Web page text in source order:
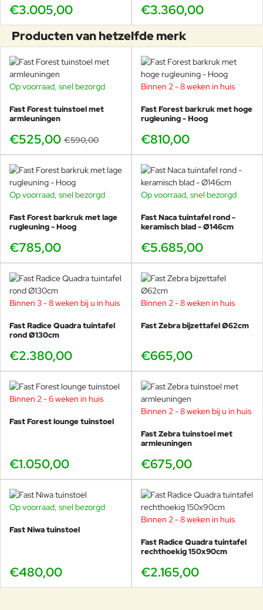
Barcelona na een carrière van 25 jaar als Lievore Altherr Molina.
De ontwerpactiviteit is door de jaren heen erkend met
prestigieuze nationale en internationale onderscheidingen.
Om er een paar te noemen: Premio Nacional de Diseño (1999),
Iconic Awards (2015), iF Gold Award (2015), ADI Index (2015) en
Compasso d’oro (2016).
De Studio Lievore Altherr is gespecialiseerd in het realiseren van
creatieve concepten die het ontwerp van het product op een
gevoelige manier integreren met de bijbehorende communicatie.
artistieke leiding voor wereldwijd gerenommeerde
ontwerpbedrijven.
Deze holistische benadering, humanistische visie en de zoektocht
naar het essentiële in hun projecten, gecombineerd met een
gevoeligheid die harmonie en evenwicht overbrengt,
€3.005,00 €3.360,00
Producten van hetzelfde merk
-11%
Op voorraad, snel bezorgd
Fast Forest tuinstoel met
armleuningen
€525,00 €590,00
Binnen 2 - 8 weken in huis
Fast Forest barkruk met hoge
rugleuning - Hoog
€810,00
Op voorraad, snel bezorgd
Fast Forest barkruk met lage
rugleuning - Hoog
€785,00
Op voorraad, snel bezorgd
Fast Naca tuintafel rond -
keramisch blad - Ø146cm
€5.685,00
Binnen 3 - 8 weken bij u in huis
Fast Radice Quadra tuintafel
rond Ø130cm
€2.380,00
Binnen 2 - 8 weken in huis
Fast Zebra bijzettafel Ø62cm
€665,00
Binnen 2 - 6 weken in huis
Fast Forest lounge tuinstoel
€1.050,00
Binnen 2 - 8 weken bij u in huis
Fast Zebra tuinstoel met
armleuningen
€675,00
Op voorraad, snel bezorgd
Fast Niwa tuinstoel
€480,00
Binnen 2 - 8 weken in huis
Fast Radice Quadra tuintafel
rechthoekig 150x90cm
€2.165,00